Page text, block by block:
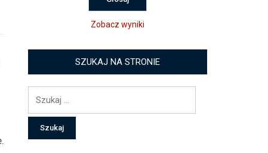
Zobacz wyniki
SZUKAJ NA STRONIE